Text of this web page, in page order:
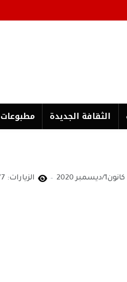
الثقافة الجدیدة مطبوعات
الزيارات: 3877